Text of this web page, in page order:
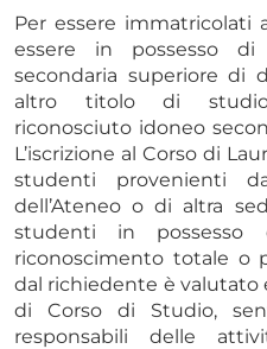
Per essere immatricolati
essere in possesso
secondaria superiore di
altro titolo di studio
riconosciuto idoneo
L’iscrizione al Corso di
studenti provenienti
dell’Ateneo o di altra
studenti in possesso
riconoscimento totale o
dal richiedente è valutato
di Corso di Studio,
responsabili delle